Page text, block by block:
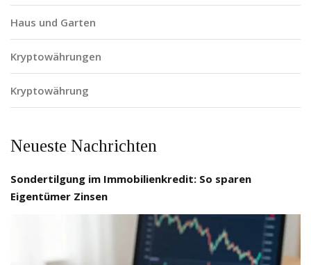
Haus und Garten
Kryptowährungen
Kryptowährung
Neueste Nachrichten
Sondertilgung im Immobilienkredit: So sparen
Eigentümer Zinsen